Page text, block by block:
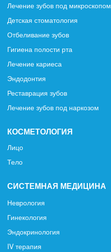
Лечение зубов под микроскопом
Детская стоматология
Отбеливание зубов
Гигиена полости рта
Лечение кариеса
Эндодонтия
Реставрация зубов
Лечение зубов под наркозом
КОСМЕТОЛОГИЯ
Лицо
Тело
СИСТЕМНАЯ МЕДИЦИНА
Неврология
Гинекология
Эндокринология
IV терапия